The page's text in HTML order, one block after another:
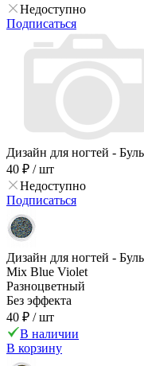
Недоступно
Подписаться
Дизайн для ногтей -
40 ₽ / шт
Недоступно
Подписаться
Дизайн для ногтей -
Mix Blue Violet
Разноцветный
Без эффекта
40 ₽ / шт
В наличии
В корзину